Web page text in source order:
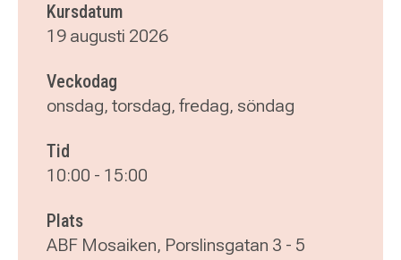
Kursdatum
19 augusti 2026
Veckodag
onsdag, torsdag, fredag, söndag
Tid
10:00 - 15:00
Plats
ABF Mosaiken, Porslinsgatan 3 - 5